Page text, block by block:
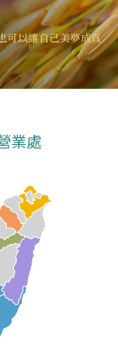
可以讓自己美夢成真
業處